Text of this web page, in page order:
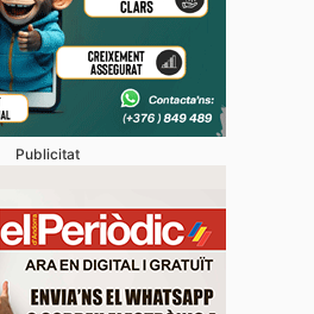
Publicitat